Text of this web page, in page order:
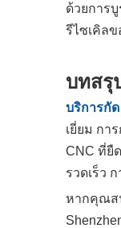
ด้วยการ
รีไซเคิล
บทสรุ
บริการกัด
เยี่ยม กา
CNC ที่ยื
รวดเร็ว
หากคุณส